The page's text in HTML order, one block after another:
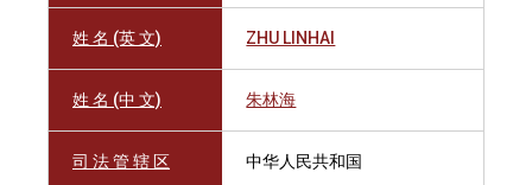
姓 名 (英 文) ZHU LINHAI
姓 名 (中 文) 朱林海
司 法 管 辖 区 中华人民共和国